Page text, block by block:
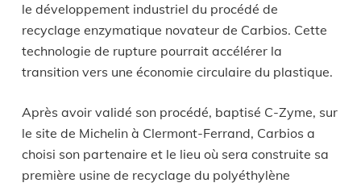
le développement industriel du procédé de
recyclage enzymatique novateur de Carbios. Cette
technologie de rupture pourrait accélérer la
transition vers une économie circulaire du plastique.
Après avoir validé son procédé, baptisé C-Zyme, sur
le site de Michelin à Clermont-Ferrand, Carbios a
choisi son partenaire et le lieu où sera construite sa
première usine de recyclage du polyéthylène